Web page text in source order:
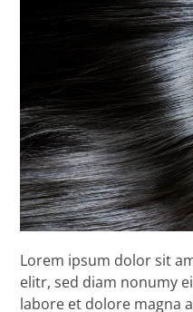
Lorem ipsum dolor sit
elitr, sed diam nonumy
labore et dolore magna